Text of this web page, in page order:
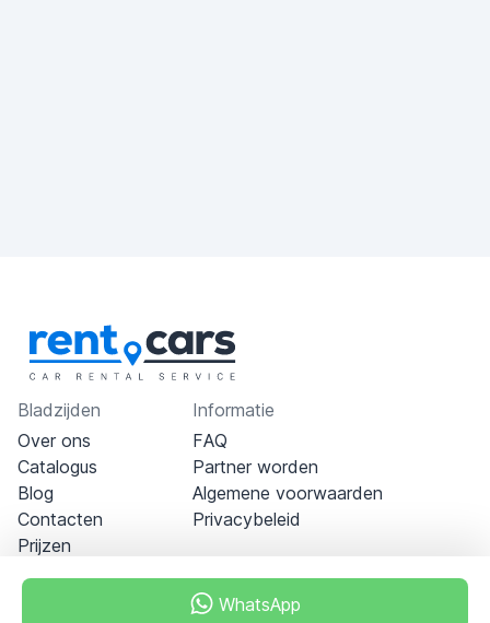
WhatsApp
Bladzijden
Over ons
Catalogus
Blog
Contacten
Prijzen
Informatie
FAQ
Partner worden
Algemene voorwaarden
Privacybeleid